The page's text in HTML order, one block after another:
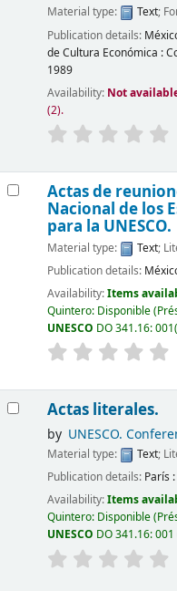
Material type: Text;
Publication details:
de Cultura Económica :
1989
Availability: Not
(2).
Actas de
Nacional de los
para la UNESCO.
Material type: Text;
Publication details:
Availability:Items
Quintero: Disponible
UNESCO DO 341.16:
Actas literales.
by UNESCO.
Material type: Text;
Publication details: París :
Availability:Items
Quintero: Disponible
UNESCO DO 341.16: